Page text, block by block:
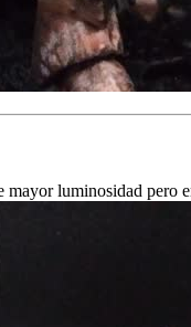
luminosidad pero